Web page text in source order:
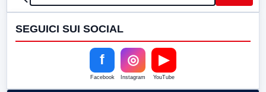
SEGUICI SUI SOCIAL
f
Facebook
◎
Instagram
▶
YouTube